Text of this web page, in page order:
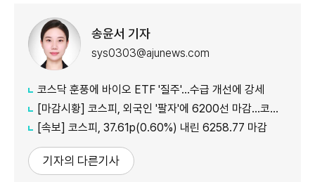
송윤서 기자
sys0303@ajunews.com
코스닥 훈풍에 바이오 ETF '질주'…수급 개선에 강세
[마감시황] 코스피, 외국인 '팔자'에 6200선 마감…코스닥도 하락
[속보] 코스피, 37.61p(0.60%) 내린 6258.77 마감
기자의 다른기사